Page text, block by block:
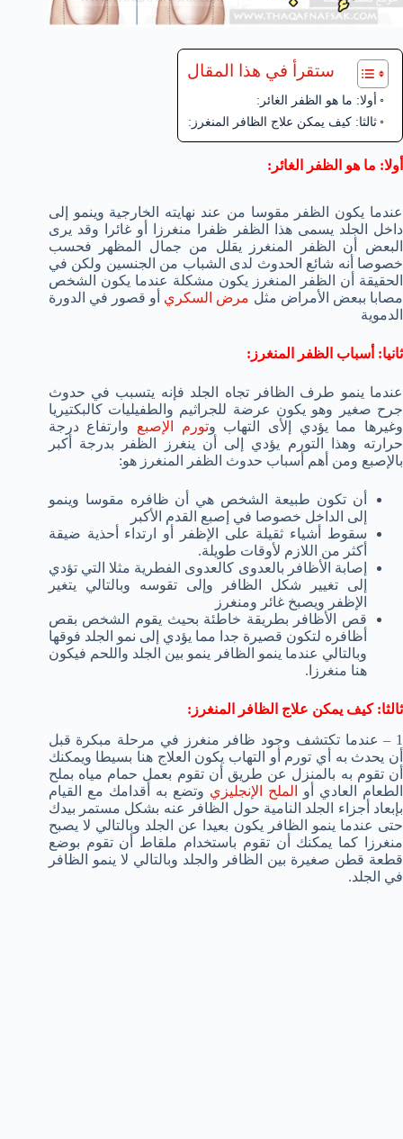
ستقرأ في هذا المقال
أولا: ما هو الظفر الغائر:
ثالثا: كيف يمكن علاج الظافر المنغرز:
أولا: ما هو الظفر الغائر:
عندما يكون الظفر مقوسا من عند نهايته الخارجية وينمو إلى
داخل الجلد يسمى هذا الظفر ظفرا منغرزا أو غائرا وقد يرى
البعض أن الظفر المنغرز يقلل من جمال المظهر فحسب
خصوصا أنه شائع الحدوث لدى الشباب من الجنسين ولكن في
الحقيقة أن الظفر المنغرز يكون مشكلة عندما يكون الشخص
مصابا ببعض الأمراض مثل مرض السكري أو قصور في الدورة
الدموية
ثانيا: أسباب الظفر المنغرز:
عندما ينمو طرف الظافر تجاه الجلد فإنه يتسبب في حدوث
جرح صغير وهو يكون عرضة للجراثيم والطفيليات كالبكتيريا
وغيرها مما يؤدي إلأى التهاب وتورم الإصبع وارتفاع درجة
حرارته وهذا التورم يؤدي إلى أن ينغرز الظفر بدرجة أكبر
بالإصبع ومن أهم أسباب حدوث الظفر المنغرز هو:
أن تكون طبيعة الشخص هي أن ظافره مقوسا وينمو
إلى الداخل خصوصا في إصبع القدم الأكبر
سقوط أشياء ثقيلة على الإظفر أو ارتداء أحذية ضيقة
أكثر من اللازم لأوقات طويلة.
إصابة الأظافر بالعدوى كالعدوى الفطرية مثلا التي تؤدي
إلى تغيير شكل الظافر وإلى تقوسه وبالتالي يتغير
الإظفر ويصبخ غائر ومنغرز
قص الأظافر بطريقة خاطئة بحيث يقوم الشخص بقص
أظافره لتكون قصيرة جدا مما يؤدي إلى نمو الجلد فوقها
وبالتالي عندما ينمو الظافر ينمو بين الجلد واللحم فيكون
هنا منغرزا.
ثالثا: كيف يمكن علاج الظافر المنغرز:
1 – عندما تكتشف وجود ظافر منغرز في مرحلة مبكرة قبل
أن يحدث به أي تورم أو التهاب يكون العلاج هنا بسيطا ويمكنك
أن تقوم به بالمنزل عن طريق أن تقوم بعمل حمام مياه بملح
الطعام العادي أو
الملح الإنجليزي وتضع به أقدامك مع القيام
بإبعاد أجزاء الجلد النامية حول الظافر عنه بشكل مستمر بيدك
حتى عندما ينمو الظافر يكون بعيدا عن الجلد وبالتالي لا يصبح
منغرزا كما يمكنك أن تقوم باستخدام ملقاط أن تقوم بوضع
قطعة قطن صغيرة بين الظافر والجلد وبالتالي لا ينمو الظافر
في الجلد.